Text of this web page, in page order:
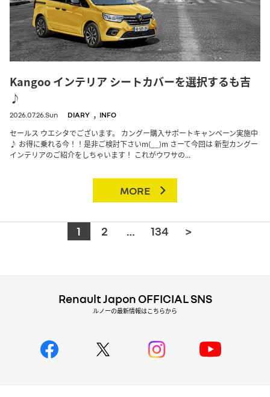
Kangoo インテリア シートカバーを選択するも吉
♪
2026.07.26.Sun DIARY , INFO
セールス ウエシタでございます。 カングー購入サポートキャンペーン実施中
♪ お得に乗れる今！！是非ご検討下さいm(__)m さーて今回は 新型カングー
インテリアのご紹介をしちゃいます！ これがウワサの...
MORE
1 2 … 134 >
Renault Japon OFFICIAL SNS
ルノーの最新情報はこちらから